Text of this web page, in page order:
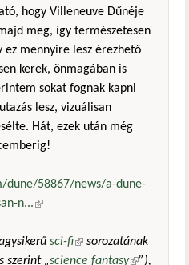
hogy Villeneuve Dűnéje
meg, így természetesen
mennyire lesz érezhető
kerek, önmagában is
sokat fognak kapni
lesz, vizuálisan
Hát, ezek után még
dune/58867/news/a-dune-
n...(külső hivatkozás)
hivatkozás)
sci-fi(külső hivatkozás)
sorozatának
szerint „science fantasy(külső
”),